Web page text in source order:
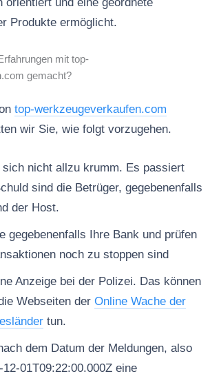
Produkte ermöglicht.
mit top-
gemacht?
top-werkzeugeverkaufen.com
wir Sie, wie folgt vorzugehen.
sich nicht allzu krumm. Es passiert
sind die Betrüger, gegebenenfalls
der Host.
gegebenenfalls Ihre Bank und prüfen
noch zu stoppen sind
Anzeige bei der Polizei. Das können
Webseiten der Online Wache der
tun.
dem Datum der Meldungen, also
01T09:22:00.000Z eine